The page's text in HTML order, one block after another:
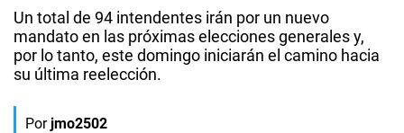
Un total de 94 intendentes irán por un nuevo
mandato en las próximas elecciones generales y,
por lo tanto, este domingo iniciarán el camino hacia
su última reelección.
Por jmo2502